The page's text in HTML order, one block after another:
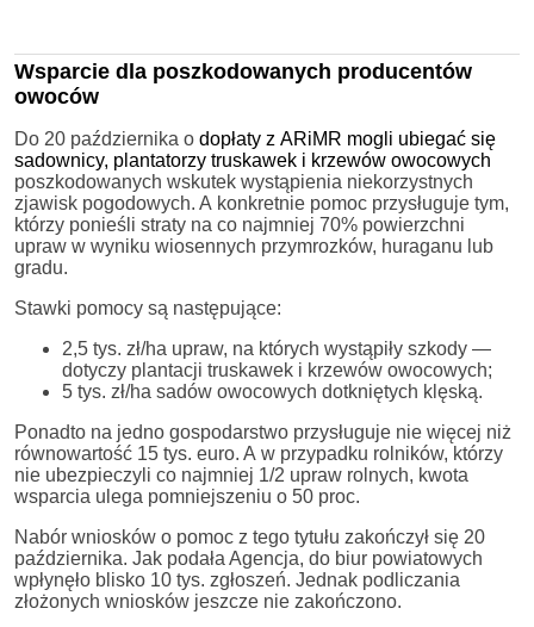
Wsparcie dla poszkodowanych producentów
owoców
Do 20 października o dopłaty z ARiMR mogli ubiegać się
sadownicy, plantatorzy truskawek i krzewów owocowych
poszkodowanych wskutek wystąpienia niekorzystnych
zjawisk pogodowych. A konkretnie pomoc przysługuje tym,
którzy ponieśli straty na co najmniej 70% powierzchni
upraw w wyniku wiosennych przymrozków, huraganu lub
gradu.
Stawki pomocy są następujące:
2,5 tys. zł/ha upraw, na których wystąpiły szkody —
dotyczy plantacji truskawek i krzewów owocowych;
5 tys. zł/ha sadów owocowych dotkniętych klęską.
Ponadto na jedno gospodarstwo przysługuje nie więcej niż
równowartość 15 tys. euro. A w przypadku rolników, którzy
nie ubezpieczyli co najmniej 1/2 upraw rolnych, kwota
wsparcia ulega pomniejszeniu o 50 proc.
Nabór wniosków o pomoc z tego tytułu zakończył się 20
października. Jak podała Agencja, do biur powiatowych
wpłynęło blisko 10 tys. zgłoszeń. Jednak podliczania
złożonych wniosków jeszcze nie zakończono.